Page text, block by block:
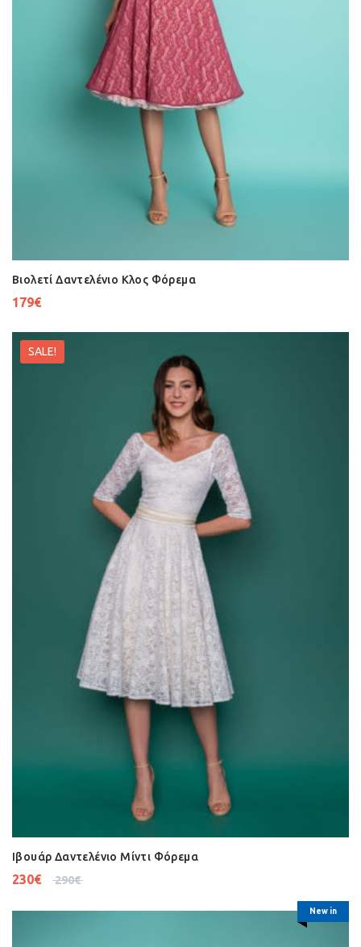
Βιολετί Δαντελένιο Κλος Φόρεμα
179€
SALE!
Ιβουάρ Δαντελένιο Μίντι Φόρεμα
290€
230€
New in